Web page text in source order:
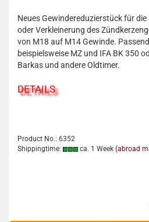
Neues Gewindereduzierstück für
oder Verkleinerung des
von M18 auf M14 Gewinde.
beispielsweise MZ und IFA BK 350
Barkas und andere Oldtimer.
DETAILS
Product No.: 6352
Shippingtime:
ca. 1 Week (abroad